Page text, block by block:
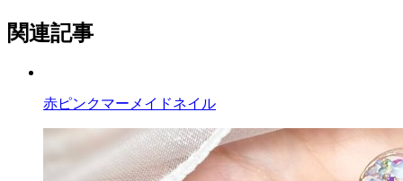
関連記事
赤ピンクマーメイドネイル